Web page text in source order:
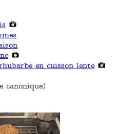
en cuisson lente
canonique)